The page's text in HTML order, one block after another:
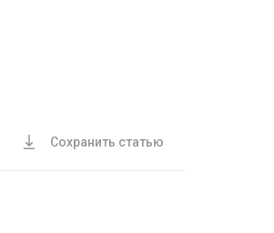
Сохранить статью